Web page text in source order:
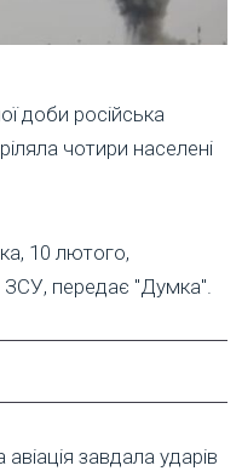
доби російська
чотири населені
10 лютого,
передає "Думка".
завдала ударів